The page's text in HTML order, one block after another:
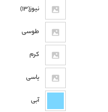
نیوز(13)
طوسی
کرم
یاسی
آبی